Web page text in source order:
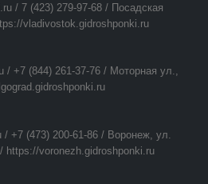
/ 7 (423) 279-97-68 / Посадская
vladivostok.gidroshponki.ru
/ +7 (844) 261-37-76 / Моторная ул.,
+7 (473) 200-61-86 / Воронеж, ул.
https://voronezh.gidroshponki.ru